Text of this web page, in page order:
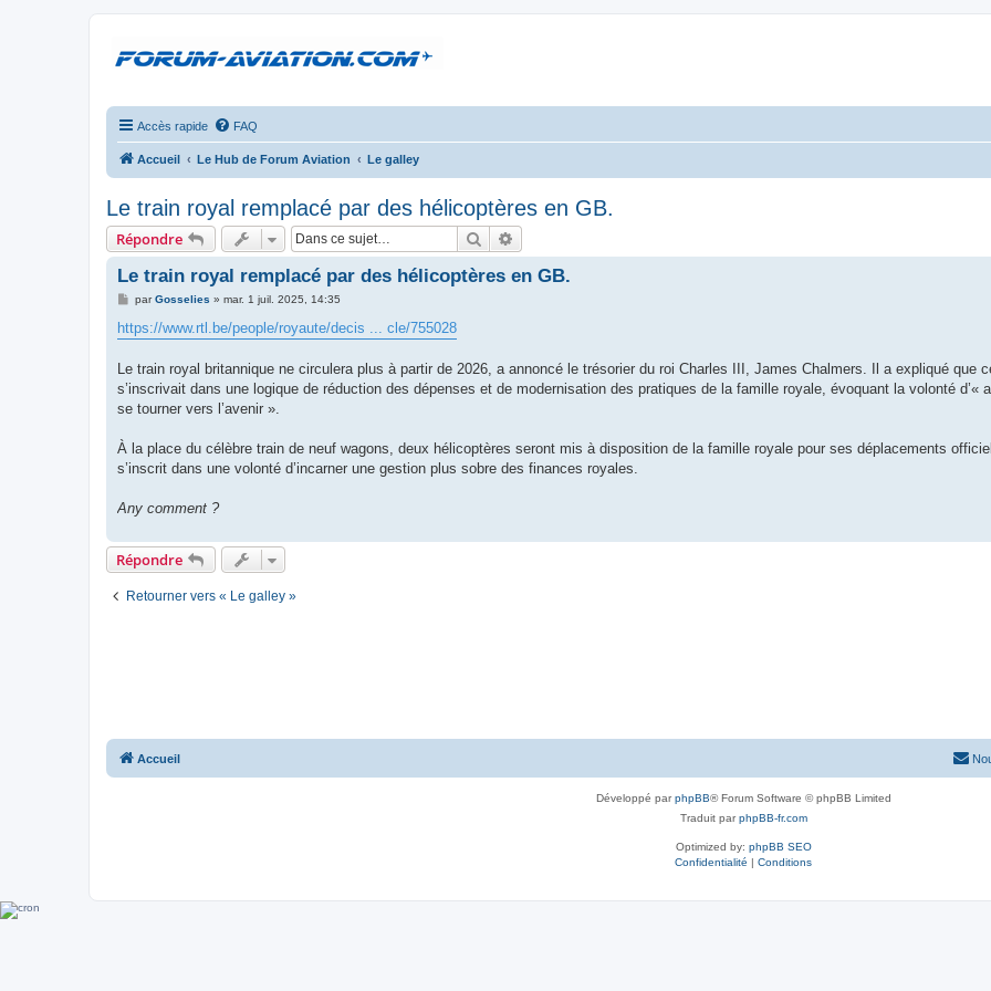
Accès rapide FAQ
Accueil Le Hub de Forum Aviation Le galley
Le train royal remplacé par des hélicoptères en GB.
Répondre Rechercher
Le train royal remplacé par des hélicoptères en GB.
M
s
s
g
e
parGosselies » mar. 1 juil. 2025, 14:35
https://www.rtl.be/people/royaute/decis ... cle/755028
Le train royal britannique ne circulera plus à partir de 2026, a annoncé le trésorier du roi Charles III, James Chalmers. Il a expliqué que
s’inscrivait dans une logique de réduction des dépenses et de modernisation des pratiques de la famille royale, évoquant la volonté d’«
se tourner vers l’avenir ».
À la place du célèbre train de neuf wagons, deux hélicoptères seront mis à disposition de la famille royale pour ses déplacements
s’inscrit dans une volonté d’incarner une gestion plus sobre des finances royales.
Any comment ?
Répondre
Retourner vers « Le galley »
Accueil
Développé parphpBB® Forum Software © phpBB Limited
Traduit parphpBB-fr.com
Optimized by: phpBB SEO
Confidentialité | Conditions